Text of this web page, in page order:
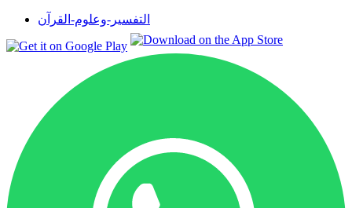
التفسير-وعلوم-القرآن